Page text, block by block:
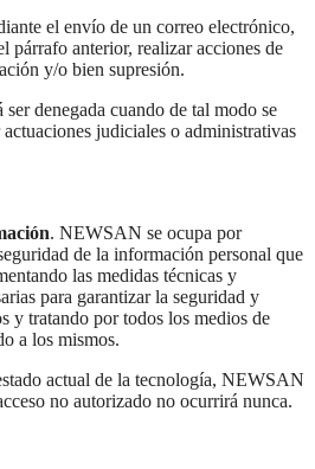
el envío de un correo electrónico,
párrafo anterior, realizar acciones de
y/o bien supresión.
denegada cuando de tal modo se
judiciales o administrativas
. NEWSAN se ocupa por
de la información personal que
las medidas técnicas y
para garantizar la seguridad y
y tratando por todos los medios de
a los mismos.
actual de la tecnología, NEWSAN
no autorizado no ocurrirá nunca.